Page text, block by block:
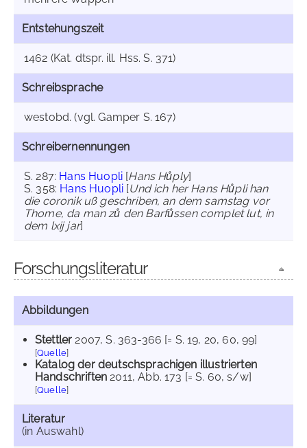
Entstehungszeit
1462 (Kat. dtspr. ill. Hss. S. 371)
Schreibsprache
westobd. (vgl. Gamper S. 167)
Schreibernennungen
S. 287: Hans Huopli [Hans Hůply]
S. 358: Hans Huopli [Und ich her Hans Hůpli han
die coronik uß geschriben, an dem samstag vor
Thome, da man zů den Barfůssen complet lut, in
dem lxij jar]
Forschungsliteratur
Abbildungen
Stettler 2007, S. 363-366 [= S. 19, 20, 60, 99]
[Quelle]
Katalog der deutschsprachigen illustrierten
Handschriften 2011, Abb. 173 [= S. 60, s/w]
[Quelle]
Literatur
(in Auswahl)